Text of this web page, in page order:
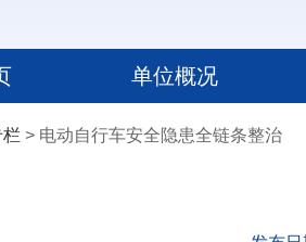
单位概况
> 电动自行车安全隐患全链条整治